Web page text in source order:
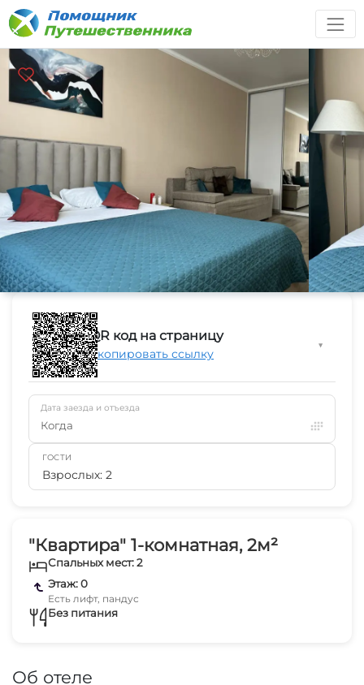
"Квартира" 1-комнатная, 2м²
Спальных мест: 2
Этаж: 0
Есть лифт, пандус
Без питания
Об отеле
QR код на страницу
Скопировать ссылку
▼
Дата заезда и отъезда
Когда
ГОСТИ
Взрослых: 2